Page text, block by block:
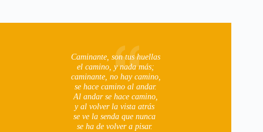
Caminante, son tus huellas
el camino, y nada más;
caminante, no hay camino,
se hace camino al andar.
Al andar se hace camino,
y al volver la vista atrás
se ve la senda que nunca
se ha de volver a pisar.